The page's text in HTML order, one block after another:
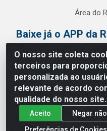
O nosso site coleta
terceiros para
personalizada ao
relevante de acordo
qualidade do nosso site.
Aceito
Negar
Preferências de Cookies
Área do
Baixe já o APP da